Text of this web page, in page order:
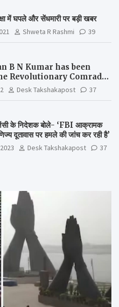
में घपले और सेंधमारी पर बड़ी खबर
Shweta R Rashmi 39
B N Kumar has been
Revolutionary Comrade
Award 2022-23
Desk Takshakapost 37
के निदेशक बोले- ‘FBI आक्रामक
दूतावास पर हमले की जांच कर रही है’
Desk Takshakapost 37